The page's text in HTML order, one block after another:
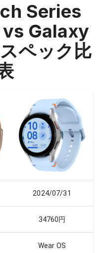
Series
Galaxy
ペック比
2024/07/31
34760円
Wear OS